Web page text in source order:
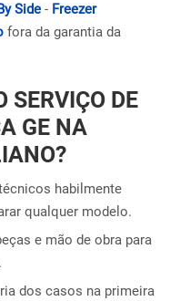
Side - Freezer
fora da garantia da
SERVIÇO DE
GE NA
habilmente
qualquer modelo.
e mão de obra para
.
dos casos na primeira